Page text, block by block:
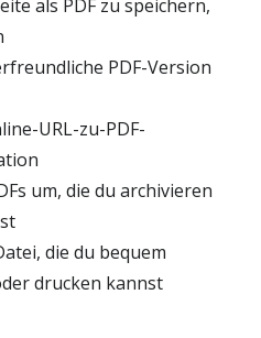
als PDF zu speichern,
PDF-Version
URL-zu-PDF-
um, die du archivieren
die du bequem
drucken kannst